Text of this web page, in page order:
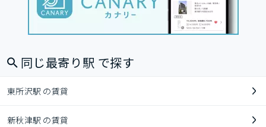
同じ最寄り駅 で探す
東所沢駅 の賃貸
新秋津駅 の賃貸